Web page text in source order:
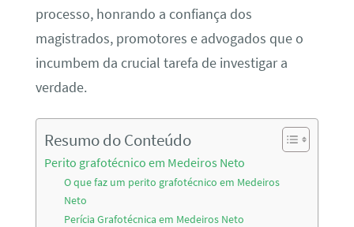
processo, honrando a confiança dos
magistrados, promotores e advogados que o
incumbem da crucial tarefa de investigar a
verdade.
Resumo do Conteúdo
Perito grafotécnico em Medeiros Neto
O que faz um perito grafotécnico em Medeiros
Neto
Perícia Grafotécnica em Medeiros Neto